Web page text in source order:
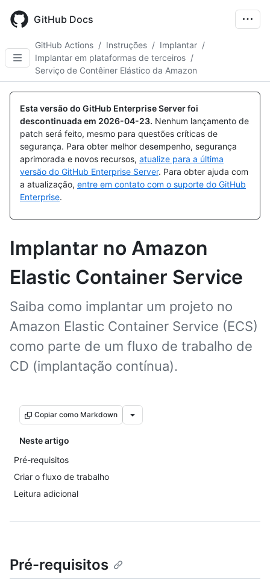
main
GitHub Docs
GitHub Actions / Instruções / Implantar /
Implantar em plataformas de terceiros /
Serviço de Contêiner Elástico da Amazon
Esta versão do GitHub Enterprise Server foi
descontinuada em 2026-04-23. Nenhum lançamento de
patch será feito, mesmo para questões críticas de
segurança. Para obter melhor desempenho, segurança
aprimorada e novos recursos, atualize para a última
versão do GitHub Enterprise Server. Para obter ajuda com
a atualização, entre em contato com o suporte do GitHub
Enterprise.
Implantar no Amazon
Elastic Container Service
Saiba como implantar um projeto no
Amazon Elastic Container Service (ECS)
como parte de um fluxo de trabalho de
CD (implantação contínua).
Copiar como Markdown
Neste artigo
Pré-requisitos
Criar o fluxo de trabalho
Leitura adicional
Pré-requisitos